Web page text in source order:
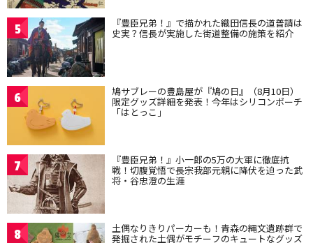
5 『豊臣兄弟！』で描かれた織田信長の道普請は
史実？信長が実施した街道整備の施策を紹介
6 鳩サブレーの豊島屋が『鳩の日』（8月10日）
限定グッズ詳細を発表！今年はシリコンポーチ
「はとっこ」
7 『豊臣兄弟！』小一郎の5万の大軍に徹底抗
戦！切腹覚悟で長宗我部元親に降伏を迫った武
将・谷忠澄の生涯
8 土偶なりきりパーカーも！青森の縄文遺跡群で
発掘された土偶がモチーフのキュートなグッズ